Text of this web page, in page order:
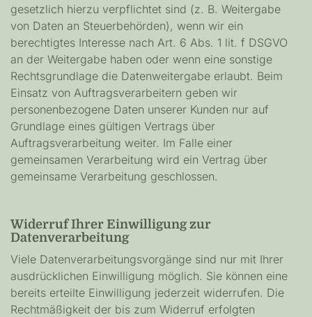
gesetzlich hierzu verpflichtet sind (z. B. Weitergabe
von Daten an Steuerbehörden), wenn wir ein
berechtigtes Interesse nach Art. 6 Abs. 1 lit. f DSGVO
an der Weitergabe haben oder wenn eine sonstige
Rechtsgrundlage die Datenweitergabe erlaubt. Beim
Einsatz von Auftragsverarbeitern geben wir
personenbezogene Daten unserer Kunden nur auf
Grundlage eines gültigen Vertrags über
Auftragsverarbeitung weiter. Im Falle einer
gemeinsamen Verarbeitung wird ein Vertrag über
gemeinsame Verarbeitung geschlossen.
Widerruf Ihrer Einwilligung zur
Datenverarbeitung
Viele Datenverarbeitungsvorgänge sind nur mit Ihrer
ausdrücklichen Einwilligung möglich. Sie können eine
bereits erteilte Einwilligung jederzeit widerrufen. Die
Rechtmäßigkeit der bis zum Widerruf erfolgten